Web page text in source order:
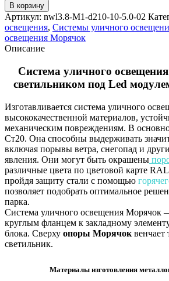
В корзину
Артикул: nwl3.8-М1-d210-10-5.0-02
освещения, Системы уличного
освещения Морячок
Описание
Система уличного
светильником под Led
Изготавливается система уличного
высококачественной материалов,
механическим повреждениям. В
Ст20. Она способны выдерживать
включая порывы ветра, снегопад и
явления. Они могут быть окрашены
различные цвета по цветовой карте
пройдя защиту стали с помощью
позволяет подобрать оптимальное
парка.
Система уличного освещения Морячок
круглым фланцем к закладному
блока. Сверху опоры Морячок
светильник.
Материалы изготовления